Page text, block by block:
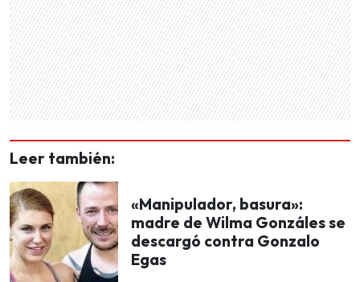
Leer también:
«Manipulador, basura»:
madre de Wilma Gonzáles se
descargó contra Gonzalo
Egas